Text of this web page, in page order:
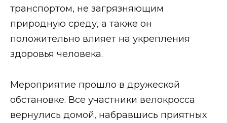
транспортом, не загрязняющим
природную среду, а также он
положительно влияет на укрепления
здоровья человека.
Мероприятие прошло в дружеской
обстановке. Все участники велокросса
вернулись домой, набравшись приятных